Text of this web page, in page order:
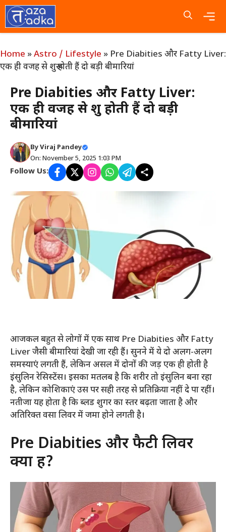
Skip
to
content
Home »Astro / Lifestyle » Pre Diabities और Fatty Liver:
एक ही वजह से शुरू होती हैं दो बड़ी बीमारियां
Pre Diabities और Fatty Liver:
एक ही वजह से शुरू होती हैं दो बड़ी
बीमारियां
ByViraj Pandey
On: November 5, 2025 1:03 PM
Follow Us:
आजकल बहुत से लोगों में एक साथ Pre Diabities और Fatty
Liver जैसी बीमारियां देखी जा रही हैं। सुनने में ये दो अलग-अलग
समस्याएं लगती हैं, लेकिन असल में दोनों की जड़ एक ही होती है
इंसुलिन रेसिस्टेंस। इसका मतलब है कि शरीर तो इंसुलिन बना रहा
है, लेकिन कोशिकाएं उस पर सही तरह से प्रतिक्रिया नहीं दे पा रहीं।
नतीजा यह होता है कि ब्लड शुगर का स्तर बढ़ता जाता है और
अतिरिक्त वसा लिवर में जमा होने लगती है।
Pre Diabities और फैटी लिवर
क्या हैं?